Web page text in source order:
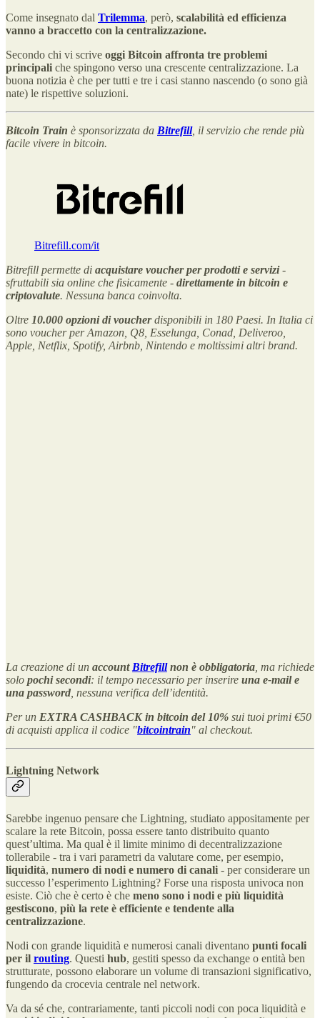
Come insegnato dal Trilemma, però, scalabilità ed efficienza
vanno a braccetto con la centralizzazione.
Secondo chi vi scrive oggi Bitcoin affronta tre problemi
principali che spingono verso una crescente centralizzazione. La
buona notizia è che per tutti e tre i casi stanno nascendo (o sono già
nate) le rispettive soluzioni.
Bitcoin Train è sponsorizzata da Bitrefill, il servizio che rende più
facile vivere in bitcoin.
Bitrefill.com/it
Bitrefill permette di acquistare voucher per prodotti e servizi-
sfruttabili sia online che fisicamente - direttamente in bitcoin e
criptovalute. Nessuna banca coinvolta.
Oltre 10.000 opzioni di voucherdisponibili in 180 Paesi. In Italia ci
sono voucher per Amazon, Q8, Esselunga, Conad, Deliveroo,
Apple, Netflix, Spotify, Airbnb, Nintendo e moltissimi altri brand.
La creazione di un account Bitrefill non è obbligatoria , ma richiede
solo pochi secondi: il tempo necessario per inserire una e-mail e
una password , nessuna verifica dell’identità.
Per un EXTRA CASHBACK in bitcoin del 10% sui tuoi primi €50
di acquisti applica il codice "bitcointrain" al checkout.
Lightning Network
Sarebbe ingenuo pensare che Lightning, studiato appositamente per
scalare la rete Bitcoin, possa essere tanto distribuito quanto
quest’ultima. Ma qual è il limite minimo di decentralizzazione
tollerabile - tra i vari parametri da valutare come, per esempio,
liquidità, numero di nodi e numero di canali - per considerare un
successo l’esperimento Lightning? Forse una risposta univoca non
esiste. Ciò che è certo è che meno sono i nodi e più liquidità
gestiscono, più la rete è efficiente e tendente alla
centralizzazione.
Nodi con grande liquidità e numerosi canali diventano punti focali
per il routing. Questi hub, gestiti spesso da exchange o entità ben
strutturate, possono elaborare un volume di transazioni significativo,
fungendo da crocevia centrale nel network.
Va da sé che, contrariamente, tanti piccoli nodi con poca liquidità e